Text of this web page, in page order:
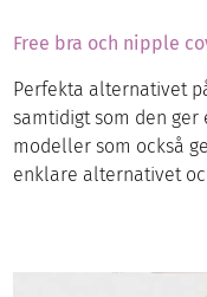
Free bra och nipple
Perfekta alternativet
samtidigt som den ger
modeller som också
enklare alternativet